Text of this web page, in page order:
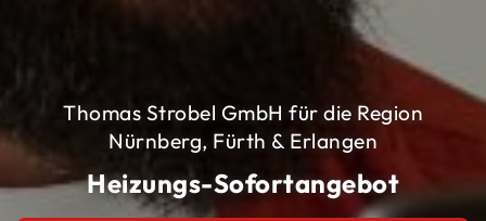
Thomas Strobel GmbH für die Region
Nürnberg, Fürth & Erlangen
Heizungs-Sofortangebot